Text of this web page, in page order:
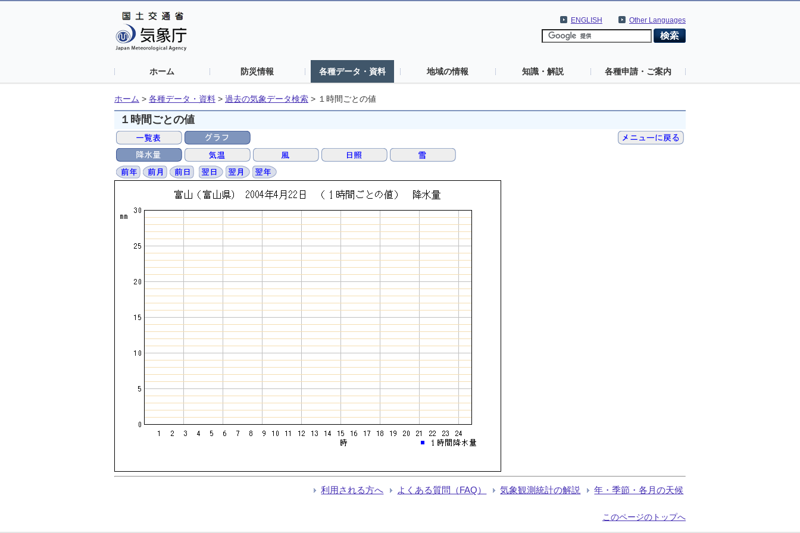
Other Languages
ENGLISH
ホーム 防災情報 各種データ・資料 地域の情報 知識・解説 各種申請・ご案内
ホーム > 各種データ・資料 > 過去の気象データ検索 > １時間ごとの値
１時間ごとの値
利用される方へ よくある質問（FAQ） 気象観測統計の解説 年・季節・各月の天候
このページのトップへ